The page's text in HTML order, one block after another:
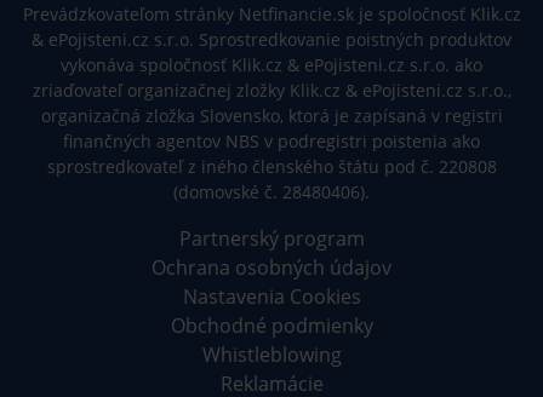
Prevádzkovateľom stránky Netfinancie.sk je spoločnosť Klik.cz
& ePojisteni.cz s.r.o. Sprostredkovanie poistných produktov
vykonáva spoločnosť Klik.cz & ePojisteni.cz s.r.o. ako
zriaďovateľ organizačnej zložky Klik.cz & ePojisteni.cz s.r.o.,
organizačná zložka Slovensko, ktorá je zapísaná v registri
finančných agentov NBS v podregistri poistenia ako
sprostredkovateľ z iného členského štátu pod č. 220808
(domovské č. 28480406).
Partnerský program
Ochrana osobných údajov
Nastavenia Cookies
Obchodné podmienky
Whistleblowing
Reklamácie